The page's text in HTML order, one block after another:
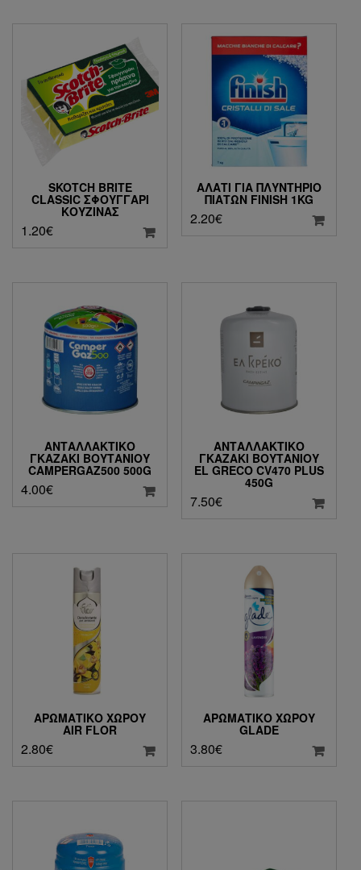
SKOTCH BRITE
CLASSIC ΣΦΟΥΓΓΆΡΙ
ΚΟΥΖΊΝΑΣ
1.20€
ΑΛΆΤΙ ΓΙΑ ΠΛΥΝΤΉΡΙΟ
ΠΙΆΤΩΝ FINISH 1KG
2.20€
ΑΝΤΑΛΛΑΚΤΙΚΌ
ΓΚΑΖΆΚΙ ΒΟΥΤΑΝΊΟΥ
CAMPERGAZ500 500G
4.00€
ΑΝΤΑΛΛΑΚΤΙΚΌ
ΓΚΑΖΆΚΙ ΒΟΥΤΑΝΊΟΥ
EL GRECO CV470 PLUS
450G
7.50€
ΑΡΩΜΑΤIΚΌ ΧΏΡΟΥ
AIR FLOR
2.80€
ΑΡΩΜΑΤIΚΌ ΧΏΡΟΥ
GLADE
3.80€